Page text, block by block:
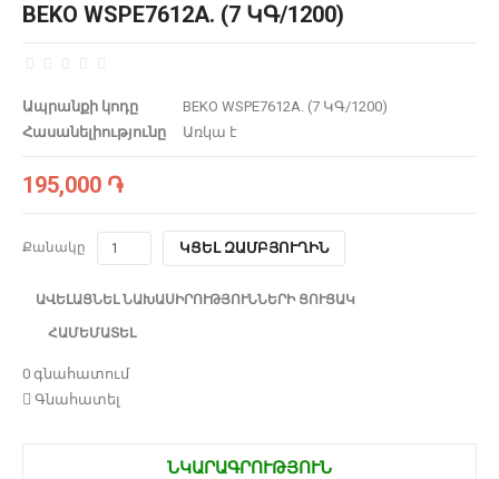
BEKO WSPE7612A. (7 ԿԳ/1200)
Ապրանքի կոդը
BEKO WSPE7612A. (7 ԿԳ/1200)
Հասանելիությունը
Առկա է
195,000 ֏
Քանակը ԿՑԵԼ ԶԱՄԲՅՈՒՂԻՆ
ԱՎԵԼԱՑՆԵԼ ՆԱԽԱՍԻՐՈՒԹՅՈՒՆՆԵՐԻ ՑՈՒՑԱԿ
ՀԱՄԵՄԱՏԵԼ
0 գնահատում
Գնահատել
ՆԿԱՐԱԳՐՈՒԹՅՈՒՆ